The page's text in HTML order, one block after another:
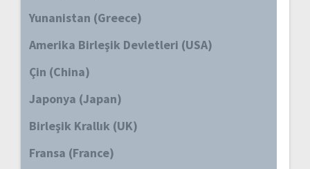
Yunanistan (Greece)
Amerika Birleşik Devletleri (USA)
Çin (China)
Japonya (Japan)
Birleşik Krallık (UK)
Fransa (France)